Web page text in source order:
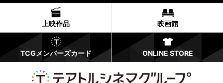
上映作品 映画館
TCGメンバーズカード ONLINE STORE